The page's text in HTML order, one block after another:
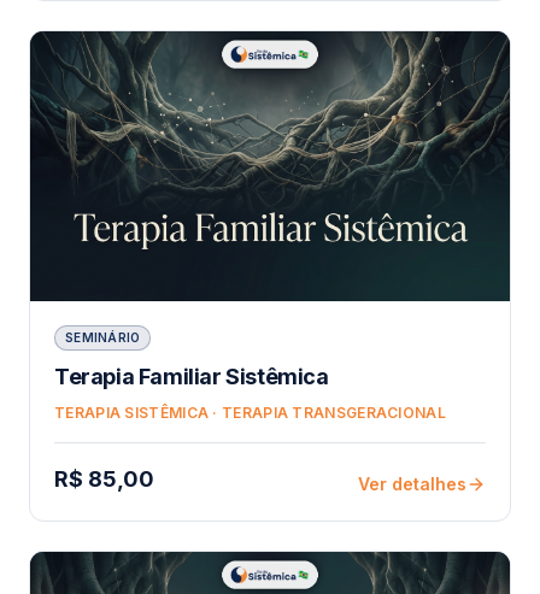
SEMINÁRIO
Terapia Familiar Sistêmica
TERAPIA SISTÊMICA · TERAPIA TRANSGERACIONAL
R$ 85,00 Ver detalhes